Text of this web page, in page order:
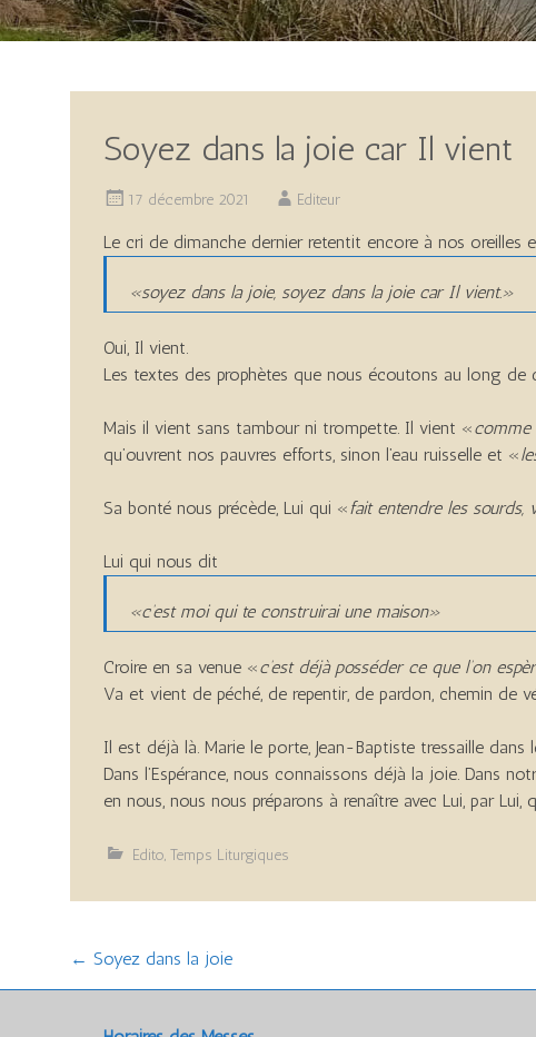
Soyez dans la joie car Il vient
17 décembre 2021 Editeur
Le cri de dimanche dernier retentit encore à nos oreilles
«soyez dans la joie, soyez dans la joie car Il vient.»
Oui, Il vient.
Les textes des prophètes que nous écoutons au long de
Mais il vient sans tambour ni trompette. Il vient «comme
qu’ouvrent nos pauvres efforts, sinon l’eau ruisselle et «
Sa bonté nous précède, Lui qui «fait entendre les sourds,
Lui qui nous dit
«c’est moi qui te construirai une maison»
Croire en sa venue «c’est déjà posséder ce que l’on
Va et vient de péché, de repentir, de pardon, chemin de
Il est déjà là. Marie le porte, Jean-Baptiste tressaille dans
Dans l’Espérance, nous connaissons déjà la joie. Dans
en nous, nous nous préparons à renaître avec Lui, par
Edito, Temps Liturgiques
Post
← Soyez dans la joie